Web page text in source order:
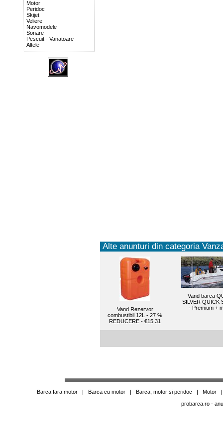
Motor
Peridoc
Skijet
Veliere
Navomodele
Sonare
Pescuit - Vanatoare
Altele
Alte anunturi din categoria
Vand Rezervor
combustibil 12L - 27 %
REDUCERE - €15.31
Vand barca
SILVER QUICK
- Premium +
Barca fara motor| Barca cu motor| Barca, motor si peridoc | Motor
probarca.ro-